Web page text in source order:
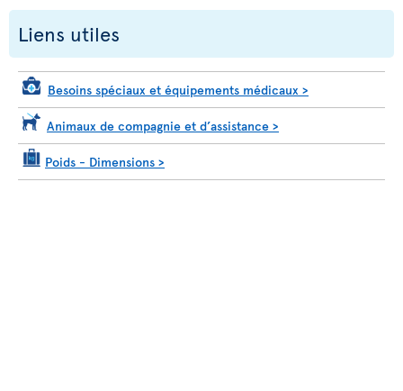
Liens utiles
Besoins spéciaux et équipements médicaux >
Animaux de compagnie et d’assistance >
Poids - Dimensions >